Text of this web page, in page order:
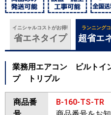
イニシャルコストがお得!
省エネタイプ
ランニング
超省エ
業務用エアコン ビルト
プ トリプル
商品番
B-160-TS-TR